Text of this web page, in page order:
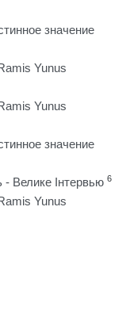
значение
Yunus
Yunus
значение
Велике Інтервью 6
Yunus